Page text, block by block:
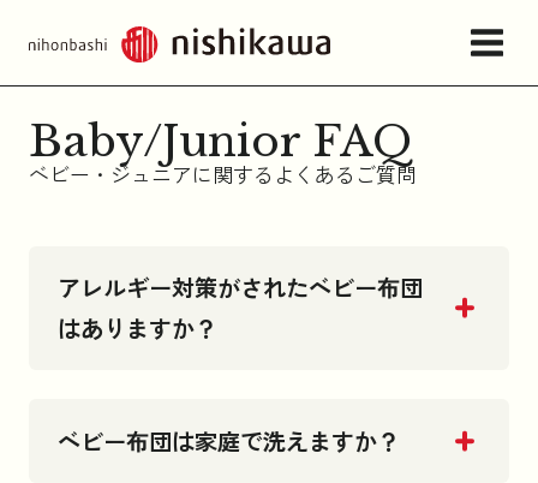
店舗情報・アクセス
日本橋西川について
商品一覧
Baby/Junior FAQ
ベビー・ジュニアに関するよくあるご質問
アレルギー対策がされたベビー布団
はありますか？
ベビー布団は家庭で洗えますか？